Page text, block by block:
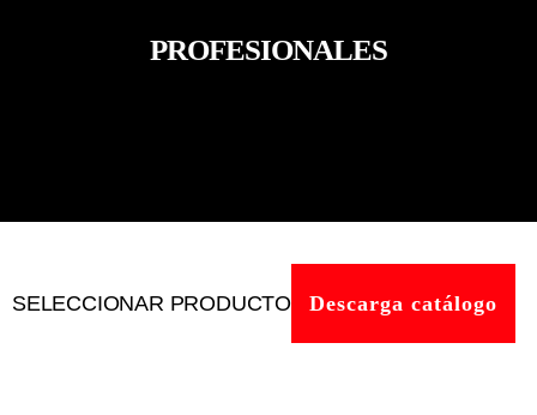
PROFESIONALES
SELECCIONAR PRODUCTO Descarga catálogo